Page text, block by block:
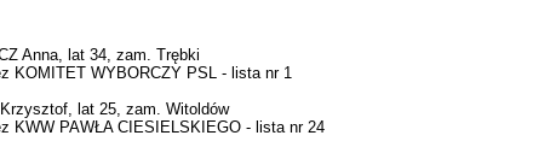
Anna, lat 34, zam. Trębki
KOMITET WYBORCZY PSL - lista nr 1
lat 25, zam. Witoldów
KWW PAWŁA CIESIELSKIEGO - lista nr 24